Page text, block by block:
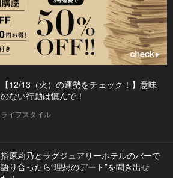
【12/13（火）の運勢をチェック！】意味
のない行動は慎んで！
ライフスタイル
指原莉乃とラグジュアリーホテルのバーで
語り合ったら“理想のデート”を聞き出せ